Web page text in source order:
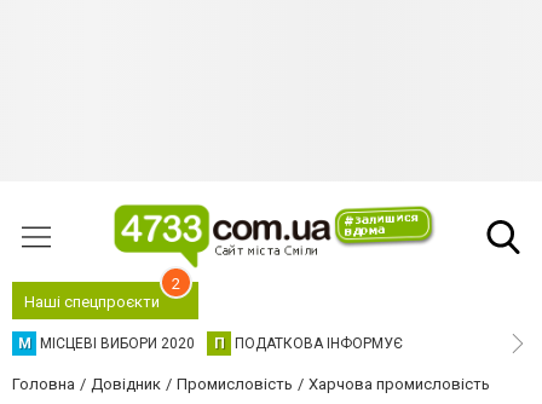
Наші спецпроєкти
2
М МІСЦЕВІ ВИБОРИ 2020 П ПОДАТКОВА ІНФОРМУЄ
Головна Довідник Промисловість Харчова промисловість